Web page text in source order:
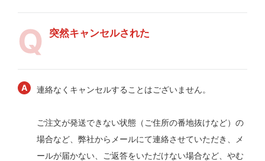
突然キャンセルされた
連絡なくキャンセルすることはございません。
ご注文が発送できない状態（ご住所の番地抜けなど）の
場合など、弊社からメールにて連絡させていただき、メ
ールが届かない、ご返答をいただけない場合など、やむ